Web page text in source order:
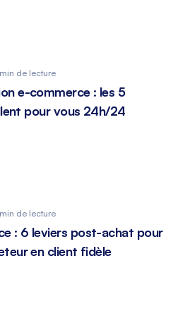
de lecture
e-commerce : les 5
pour vous 24h/24
de lecture
: 6 leviers post-achat pour
en client fidèle